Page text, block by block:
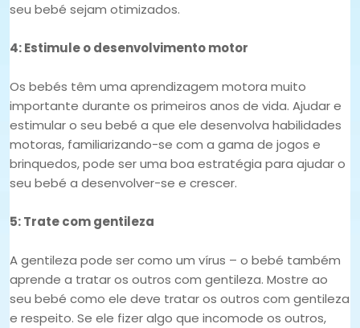
seu bebé sejam otimizados.
4: Estimule o desenvolvimento motor
Os bebés têm uma aprendizagem motora muito
importante durante os primeiros anos de vida. Ajudar e
estimular o seu bebé a que ele desenvolva habilidades
motoras, familiarizando-se com a gama de jogos e
brinquedos, pode ser uma boa estratégia para ajudar o
seu bebé a desenvolver-se e crescer.
5: Trate com gentileza
A gentileza pode ser como um vírus – o bebé também
aprende a tratar os outros com gentileza. Mostre ao
seu bebé como ele deve tratar os outros com gentileza
e respeito. Se ele fizer algo que incomode os outros,